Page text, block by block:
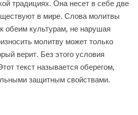
традициях. Она несет в себе две
в мире. Слова молитвы
обеим культурам, не нарушая
молитву может только
верит. Без этого условия
текст называется оберегом,
защитным свойствами.